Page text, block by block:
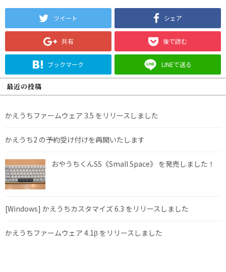
ツイート シェア
共有 後で読む
ブックマーク LINEで送る
最近の投稿
かえうちファームウェア 3.5 をリリースしました
かえうち2 の予約受け付けを再開いたします
おやうちくんSS《Small Space》 を発売しました！
[Windows] かえうちカスタマイズ 6.3 をリリースしました
かえうちファームウェア 4.1β をリリースしました